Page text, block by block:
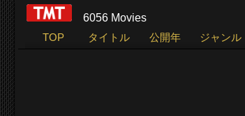
6056 Movies
TOP
タイトル 公開年 ジャンル